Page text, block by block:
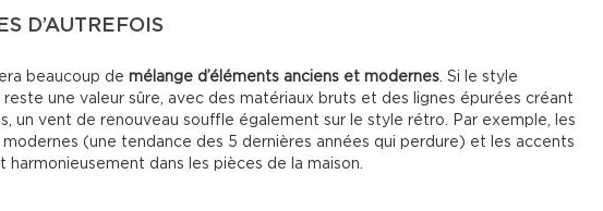
D’AUTREFOIS
beaucoup de mélange d’éléments anciens et modernes. Si le style
une valeur sûre, avec des matériaux bruts et des lignes épurées créant
un vent de renouveau souffle également sur le style rétro. Par exemple, les
(une tendance des 5 dernières années qui perdure) et les accents
harmonieusement dans les pièces de la maison.